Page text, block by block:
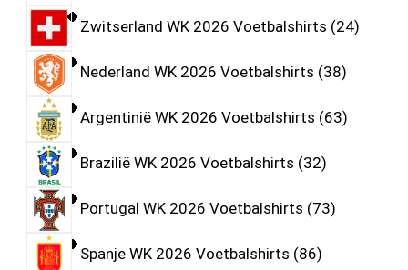
Zwitserland WK 2026 Voetbalshirts 24
Nederland WK 2026 Voetbalshirts 38
Argentinië WK 2026 Voetbalshirts 63
Brazilië WK 2026 Voetbalshirts 32
Portugal WK 2026 Voetbalshirts 73
Spanje WK 2026 Voetbalshirts 86